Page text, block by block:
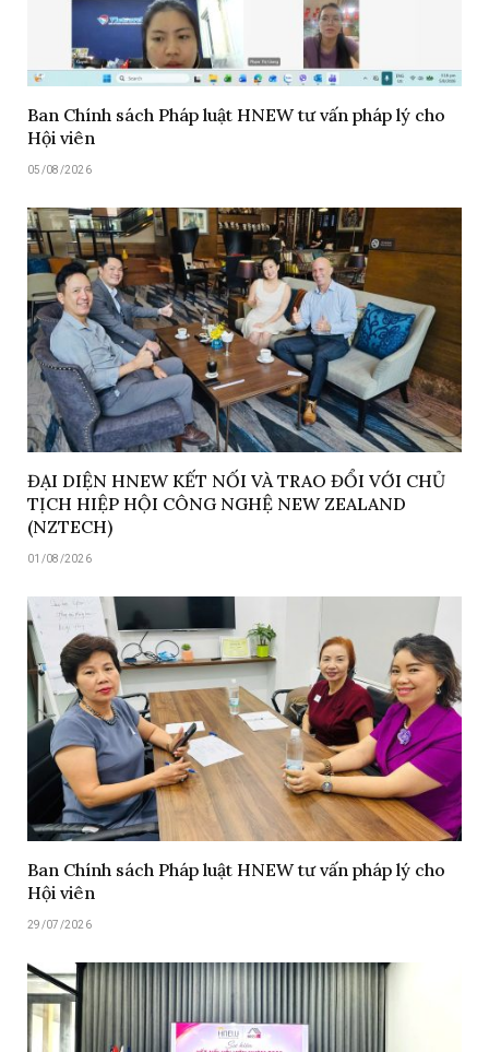
Ban Chính sách Pháp luật HNEW tư vấn pháp lý cho
Hội viên
05/08/2026
ĐẠI DIỆN HNEW KẾT NỐI VÀ TRAO ĐỔI VỚI CHỦ
TỊCH HIỆP HỘI CÔNG NGHỆ NEW ZEALAND
(NZTECH)
01/08/2026
Ban Chính sách Pháp luật HNEW tư vấn pháp lý cho
Hội viên
29/07/2026